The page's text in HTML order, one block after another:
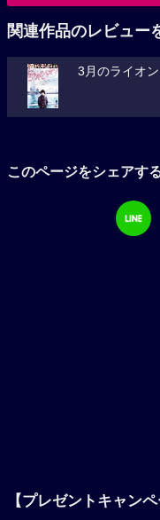
関連作品のレビュー
3月のライオ
このページをシェアす
【プレゼントキャンペ